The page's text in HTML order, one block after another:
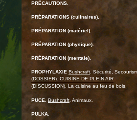
PRÉCAUTIONS.
PRÉPARATIONS (culinaires).
PRÉPARATION (matériel).
PRÉPARATION (physique).
PRÉPARATION (mentale).
PROPHYLAXIE Bushcraft . Sécurité,
(DOSSIER). CUISINE DE PLEIN AIR
(DISCUSSION). La cuisine au feu de bois.
PUCE. Bushcraft . Animaux.
PULKA.